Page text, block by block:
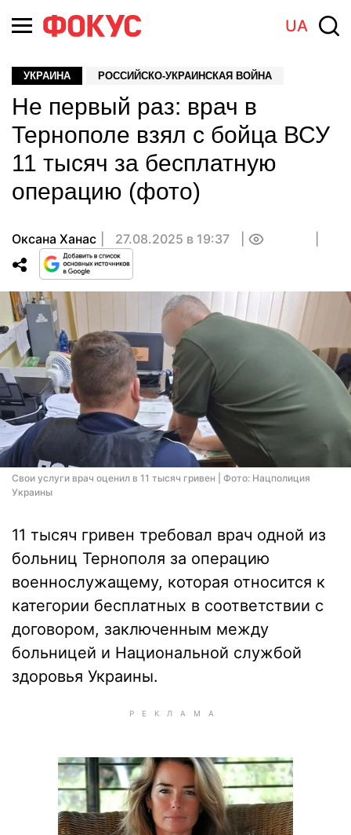
UA
УКРАИНА РОССИЙСКО-УКРАИНСКАЯ ВОЙНА
Не первый раз: врач в
Тернополе взял с бойца ВСУ
11 тысяч за бесплатную
операцию (фото)
Оксана Ханас 27.08.2025 в 19:37
Свои услуги врач оценил в 11 тысяч гривен | Фото: Нацполиция
Украины
11 тысяч гривен требовал врач одной из
больниц Тернополя за операцию
военнослужащему, которая относится к
категории бесплатных в соответствии с
договором, заключенным между
больницей и Национальной службой
здоровья Украины.